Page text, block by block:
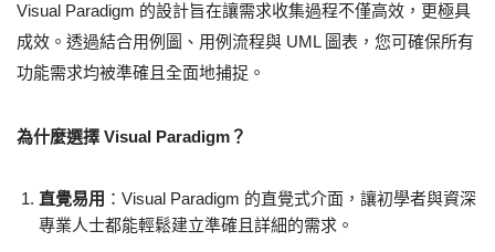
Visual Paradigm 的設計旨在讓需求收集過程不僅高效，更極具
成效。透過結合用例圖、用例流程與 UML 圖表，您可確保所有
功能需求均被準確且全面地捕捉。
為什麼選擇 Visual Paradigm？
直覺易用 ：Visual Paradigm 的直覺式介面，讓初學者與資深
專業人士都能輕鬆建立準確且詳細的需求。